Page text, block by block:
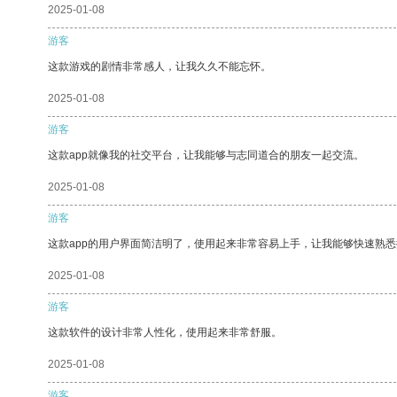
2025-01-08
游客
这款游戏的剧情非常感人，让我久久不能忘怀。
2025-01-08
游客
这款app就像我的社交平台，让我能够与志同道合的朋友一起交流。
2025-01-08
游客
这款app的用户界面简洁明了，使用起来非常容易上手，让我能够快速熟
2025-01-08
游客
这款软件的设计非常人性化，使用起来非常舒服。
2025-01-08